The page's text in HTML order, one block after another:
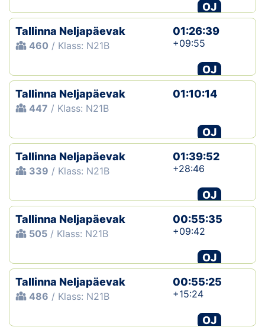
OJ
Tallinna Neljapäevak
460 / Klass: N21B
01:26:39
+09:55
OJ
Tallinna Neljapäevak
447 / Klass: N21B
01:10:14
OJ
Tallinna Neljapäevak
339 / Klass: N21B
01:39:52
+28:46
OJ
Tallinna Neljapäevak
505 / Klass: N21B
00:55:35
+09:42
OJ
Tallinna Neljapäevak
486 / Klass: N21B
00:55:25
+15:24
OJ